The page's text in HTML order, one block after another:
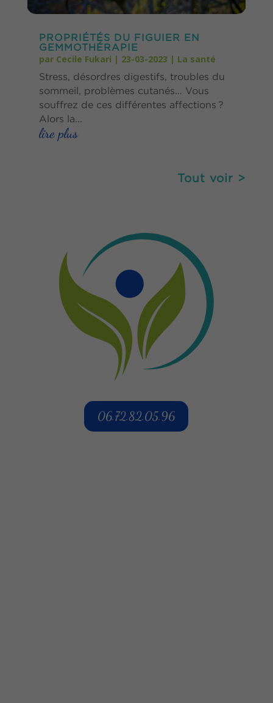
PROPRIÉTÉS DU FIGUIER EN
GEMMOTHÉRAPIE
par Cecile Fukari | 23-03-2023 | La santé
Stress, désordres digestifs, troubles du
sommeil, problèmes cutanés… Vous
souffrez de ces différentes affections ?
Alors la...
lire plus
Tout voir >
06.72.82.05.96